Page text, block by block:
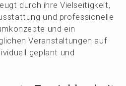
durch ihre Vielsei­tig­keit,
und profes­sio­nel­le
und ein
Veran­stal­tun­gen auf
geplant und